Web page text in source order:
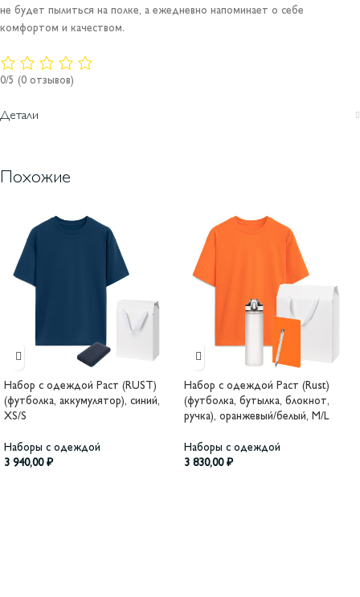
не будет пылиться на полке, а ежедневно напоминает о себе
комфортом и качеством.
0/5 (0 отзывов)
Детали
Похожие
Набор с одеждой Раст (RUST)
(футболка, аккумулятор), синий,
XS/S
Наборы с одеждой
3 940,00 ₽
Набор с одеждой Раст (Rust)
(футболка, бутылка, блокнот,
ручка), оранжевый/белый, M/L
Наборы с одеждой
3 830,00 ₽